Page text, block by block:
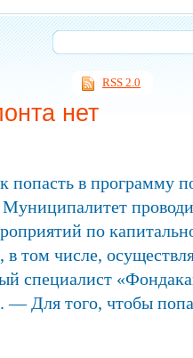
RSS 2.0
нет
попасть в программу
по
том числе,
специалист
Для того, чтобы